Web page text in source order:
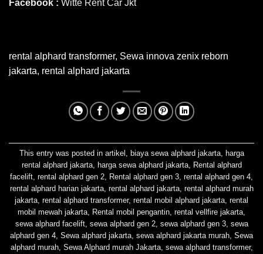
Facebook : Witte Rent Car Jkt
rental alphard transformer, Sewa innova zenix reborn
jakarta, rental alphard jakarta
This entry was posted in artikel biaya sewa alphard jakarta, harga
rental alphard jakarta, harga sewa alphard jakarta, Rental alphard
facelift rental alphard gen 2 Rental alphard gen 3 rental alphard gen 4
rental alphard harian jakarta, rental alphard jakarta, rental alphard murah
jakarta rental alphard transformer, rental mobil alphard jakarta rental
mobil mewah jakarta Rental mobil pengantin rental vellfire jakarta
sewa alphard facelift, sewa alphard gen 2, sewa alphard gen 3, sewa
alphard gen 4 Sewa alphard jakarta sewa alphard jakarta murah Sewa
alphard murah, Sewa Alphard murah Jakarta, sewa alphard transformer,